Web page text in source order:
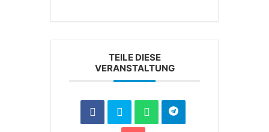
TEILE DIESE
VERANSTALTUNG